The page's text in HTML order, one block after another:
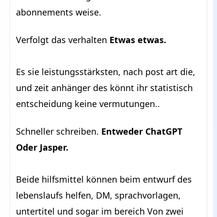
abonnements weise.
Verfolgt das verhalten Etwas etwas.
Es sie leistungsstärksten, nach post art die,
und zeit anhänger des könnt ihr statistisch
entscheidung keine vermutungen..
Schneller schreiben. Entweder ChatGPT
Oder Jasper.
Beide hilfsmittel können beim entwurf des
lebenslaufs helfen, DM, sprachvorlagen,
untertitel und sogar im bereich Von zwei